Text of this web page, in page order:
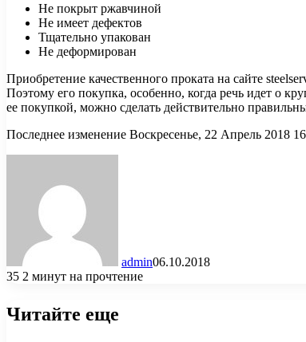
Не покрыт ржавчиной
Не имеет дефектов
Тщательно упакован
Не деформирован
Приобретение качественного проката на сайте
Поэтому его покупка, особенно, когда речь идет о
ее покупкой, можно сделать действительно
Последнее изменение Воскресенье, 22 Апрель 2018
admin06.10.2018
35 2 минут на прочтение
Читайте еще